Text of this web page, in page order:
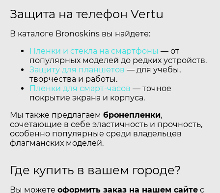
Защита на телефон Vertu
В каталоге Bronoskins вы найдете:
Пленки и стекла на смартфоны — от
популярных моделей до редких устройств.
Защиту для планшетов — для учебы,
творчества и работы.
Пленки для смарт-часов — точное
покрытие экрана и корпуса.
Мы также предлагаем бронепленки,
сочетающие в себе эластичность и прочность,
особенно популярные среди владельцев
флагманских моделей.
Где купить в вашем городе?
Вы можете оформить заказ на нашем сайте с